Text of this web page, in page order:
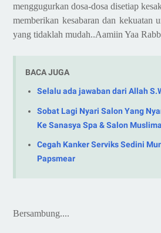
menggugurkan dosa-dosa disetiap
memberikan kesabaran dan kekuatan
yang tidaklah mudah..Aamiin Yaa
BACA JUGA
Selalu ada jawaban dari Allah
Sobat Lagi Nyari Salon Yang
Ke Sanasya Spa & Salon
Cegah Kanker Serviks Sedini
Papsmear
Bersambung....